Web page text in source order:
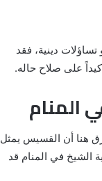
دينية، فقد
على صلاح حاله.
المنام
هنا أن القسيس يمثل
الشيخ في المنام قد